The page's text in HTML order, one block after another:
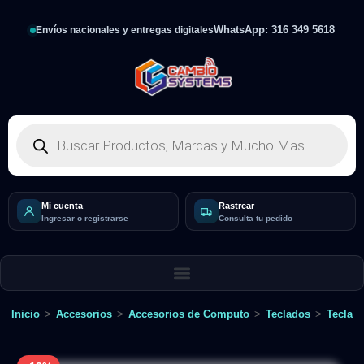
Envíos nacionales y entregas digitalesWhatsApp: 316 349 5618
Mi cuenta
Ingresar o registrarse
Rastrear
Consulta tu pedido
Inicio > Accesorios > Accesorios de Computo > Teclados >